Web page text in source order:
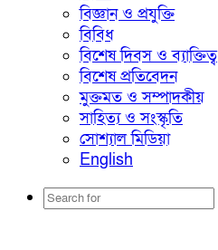
বিজ্ঞান ও প্রযুক্তি
বিবিধ
বিশেষ দিবস ও ব্যাক্তিত্ব
বিশেষ প্রতিবেদন
মুক্তমত ও সম্পাদকীয়
সাহিত্য ও সংস্কৃতি
সোশ্যাল মিডিয়া
English